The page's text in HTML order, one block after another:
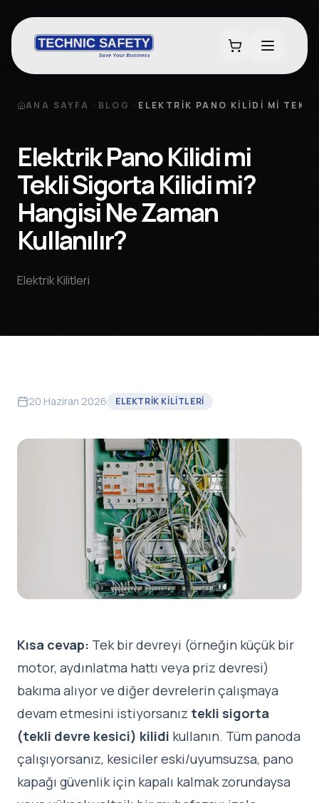
ANA SAYFA BLOG ELEKTRIK PANO KILIDI MI
Elektrik Pano Kilidi mi
Tekli Sigorta Kilidi mi?
Hangisi Ne Zaman
Kullanılır?
Elektrik Kilitleri
20 Haziran 2026 ELEKTRIK KILITLERI
Kısa cevap: Tek bir devreyi (örneğin küçük bir
motor, aydınlatma hattı veya priz devresi)
bakıma alıyor ve diğer devrelerin çalışmaya
devam etmesini istiyorsanız tekli sigorta
(tekli devre kesici) kilidi kullanın. Tüm panoda
çalışıyorsanız, kesiciler eski/uyumsuzsa, pano
kapağı güvenlik için kapalı kalmak zorundaysa